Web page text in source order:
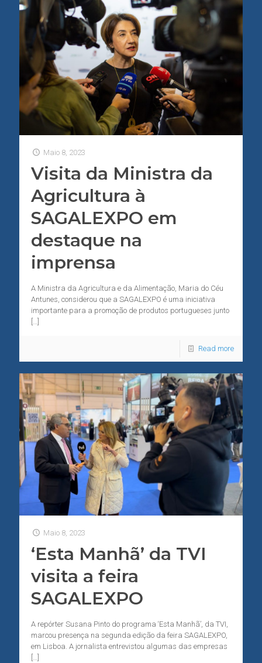
Maio 8, 2023
Visita da Ministra da
Agricultura à
SAGALEXPO em
destaque na
imprensa
A Ministra da Agricultura e da Alimentação, Maria do Céu
Antunes, considerou que a SAGALEXPO é uma iniciativa
importante para a promoção de produtos portugueses junto
[…]
Read more
Maio 8, 2023
‘Esta Manhã’ da TVI
visita a feira
SAGALEXPO
A repórter Susana Pinto do programa ‘Esta Manhã’, da TVI,
marcou presença na segunda edição da feira SAGALEXPO,
em Lisboa. A jornalista entrevistou algumas das empresas
[…]